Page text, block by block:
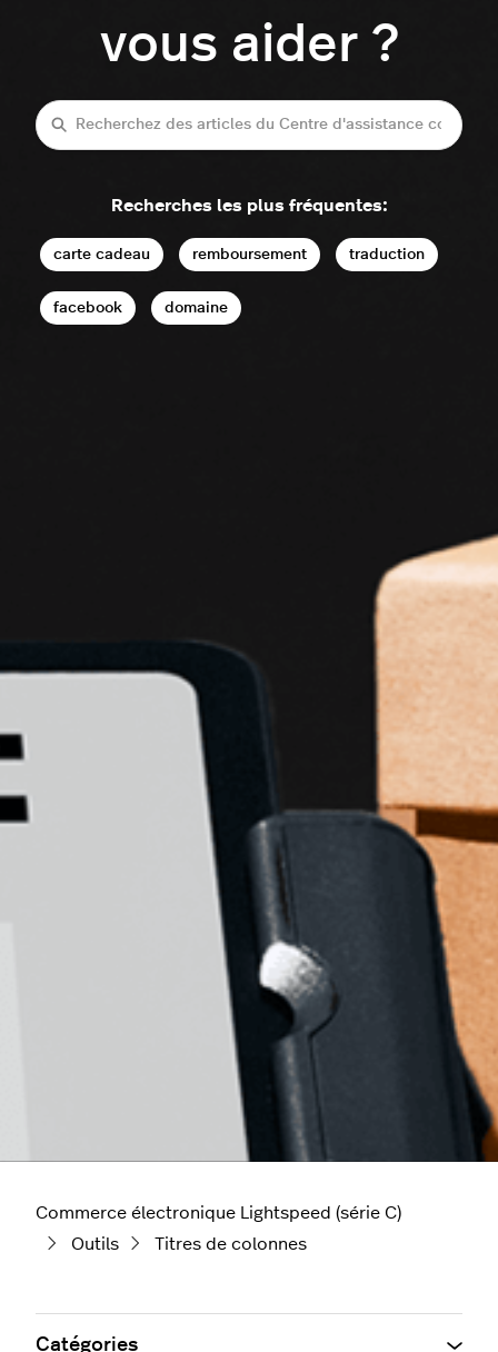
vous aider ?
Recherche
Recherches les plus fréquentes:
carte cadeau remboursement traduction
facebook domaine
Commerce électronique Lightspeed (série C)
Outils
Titres de colonnes
Catégories